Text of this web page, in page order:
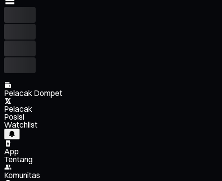
Pelacak Dompet
Pelacak
Posisi
Watchlist
App
Tentang
Komunitas